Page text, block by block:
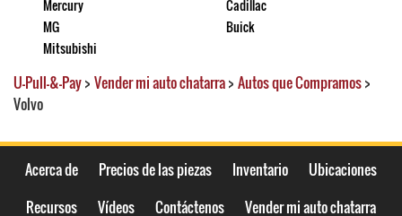
Mercury
MG
Mitsubishi
Cadillac
Buick
U-Pull-&-Pay> Vender mi auto chatarra> Autos que Compramos>
Volvo
Acerca de Precios de las piezas Inventario
Ubicaciones
Recursos
Vídeos Contáctenos Vender mi auto chatarra